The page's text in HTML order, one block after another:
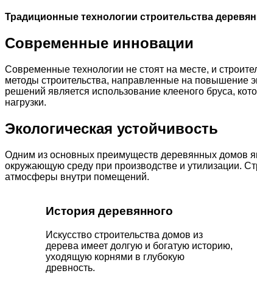
Традиционные технологии строительства
Современные инновации
Современные технологии не стоят на месте, и
методы строительства, направленные на повышение
решений является использование клееного бруса,
нагрузки.
Экологическая устойчивость
Одним из основных преимуществ деревянных домов
окружающую среду при производстве и утилизации.
атмосферы внутри помещений.
История деревянного
Искусство строительства домов из
дерева имеет долгую и богатую историю,
уходящую корнями в глубокую
древность.